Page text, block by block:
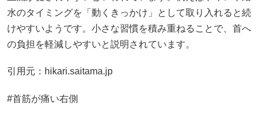
水のタイミングを「動くきっかけ」として取り入れると続
けやすいようです。小さな習慣を積み重ねることで、首へ
の負担を軽減しやすいと説明されています。
引用元： hikari.saitama.jp
#首筋が痛い右側